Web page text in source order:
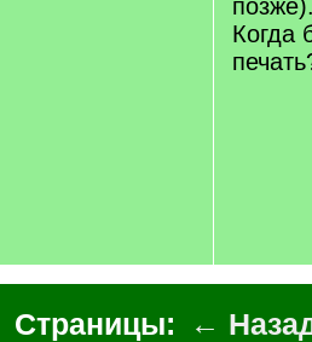
позже).
Когда
Страницы: ←